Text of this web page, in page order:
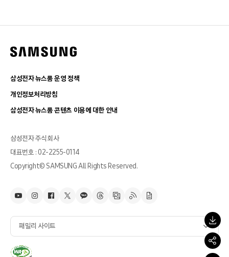
삼성전자 뉴스룸 운영 정책
개인정보처리방침
삼성전자 뉴스룸 콘텐츠 이용에 대한 안내
삼성전자 주식회사
대표번호 : 02-2255-0114
Copyright© SAMSUNG All Rights Reserved.
패밀리 사이트